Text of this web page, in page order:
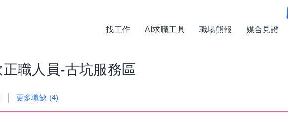
找工作 AI求職工具 職場熊報 媒合見證
職人員-古坑服務區
更多職缺 (4)